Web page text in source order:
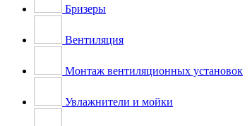
Бризеры
Вентиляция
Монтаж вентиляционных установок
Увлажнители и мойки